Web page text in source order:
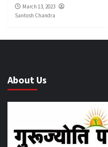
March 13, 2023
Santosh Chandra
About Us